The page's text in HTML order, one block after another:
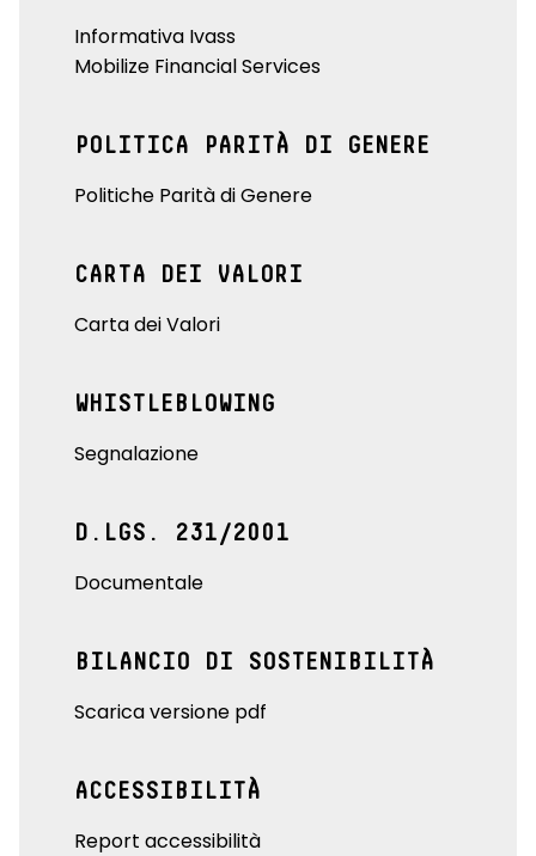
Informativa Ivass
Mobilize Financial Services
POLITICA PARITÀ DI GENERE
Politiche Parità di Genere
CARTA DEI VALORI
Carta dei Valori
WHISTLEBLOWING
Segnalazione
D.LGS. 231/2001
Documentale
BILANCIO DI SOSTENIBILITÀ
Scarica versione pdf
ACCESSIBILITÀ
Report accessibilità